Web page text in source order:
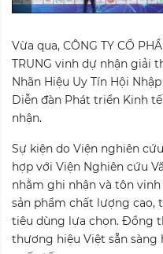
Vừa qua, CÔNG TY CỔ
TRUNG vinh dự nhận giải
Nhãn Hiệu Uy Tín Hội
Diễn đàn Phát triển Kinh
nhận.
Sự kiện do Viện nghiên
hợp với Viện Nghiên cứu
nhằm ghi nhận và tôn
sản phẩm chất lượng
tiêu dùng lựa chọn. Đồng
thương hiệu Việt sẵn